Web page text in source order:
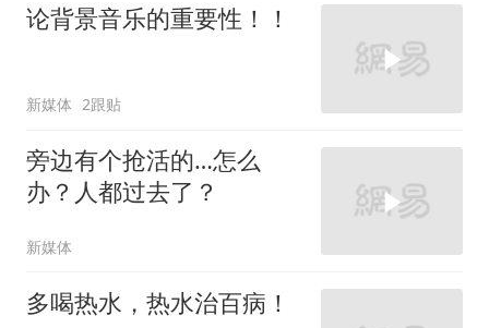
论背景音乐的重要性！！
新媒体 2跟贴
旁边有个抢活的…怎么
办？人都过去了？
新媒体
多喝热水，热水治百病！